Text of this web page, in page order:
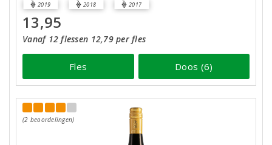
2019 2018 2017
13,95
Vanaf 12 flessen 12,79 per fles
Fles Doos (6)
(2 beoordelingen)